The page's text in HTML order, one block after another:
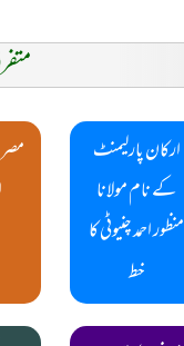
ارکان پارلیمنٹ
کے نام مولانا
منظور احمد چنیوٹی کا
خط